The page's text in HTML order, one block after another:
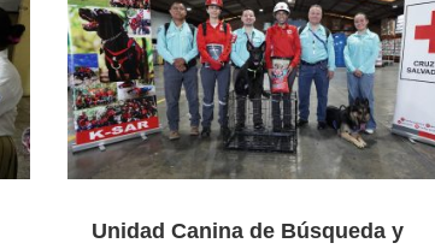
Unidad Canina de Búsqueda y